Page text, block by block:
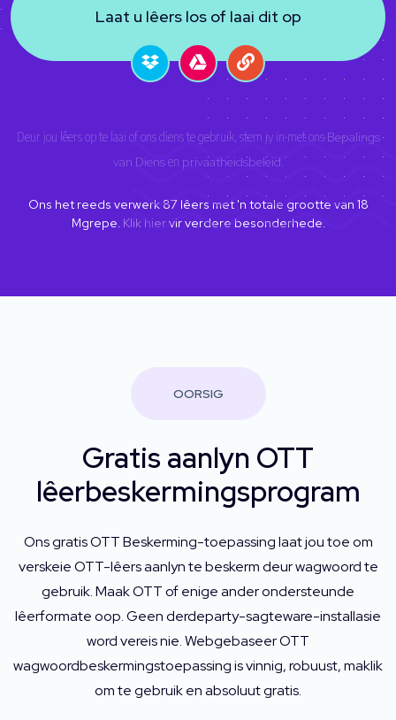
Laat u lêers los of laai dit op
Deur jou lêers op te laai of ons diens te gebruik, stem jy in met onsBepalings
van Diensen privaatheidsbeleid
Ons het reeds verwerk 87 lêers met 'n totale grootte van 18
Mgrepe. Klik hiervir verdere besonderhede.
OORSIG
Gratis aanlyn OTT
lêerbeskermingsprogram
Ons gratis OTT Beskerming-toepassing laat jou toe om
verskeie OTT-lêers aanlyn te beskerm deur wagwoord te
gebruik. Maak OTT of enige ander ondersteunde
lêerformate oop. Geen derdeparty-sagteware-installasie
word vereis nie. Webgebaseer OTT
wagwoordbeskermingstoepassing is vinnig, robuust, maklik
om te gebruik en absoluut gratis.